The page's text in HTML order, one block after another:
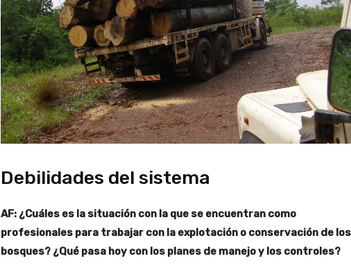
Debilidades del sistema
AF: ¿Cuáles es la situación con la que se encuentran como
profesionales para trabajar con la explotación o conservación de los
bosques? ¿Qué pasa hoy con los planes de manejo y los controles?